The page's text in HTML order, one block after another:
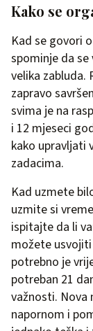
Kako se
Kad se govori
spominje da
velika zabluda.
zapravo
svima je na
i 12 mjeseci
kako upravljati
zadacima.
Kad uzmete
uzmite si
ispitajte da li
možete usvojiti
potrebno je
potreban 21
važnosti. Nova
napornom i